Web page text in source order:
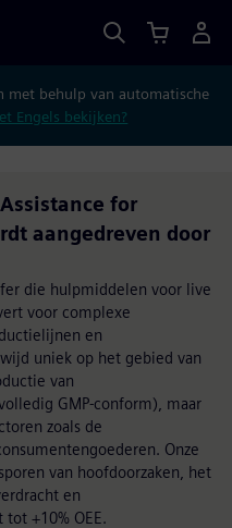
met behulp van automatische
Engels bekijken?
for
aangedreven door
die hulpmiddelen voor live
voor complexe
en
uniek op het gebied van
van
GMP-conform), maar
zoals de
Onze
van hoofdoorzaken, het
en
+10% OEE.